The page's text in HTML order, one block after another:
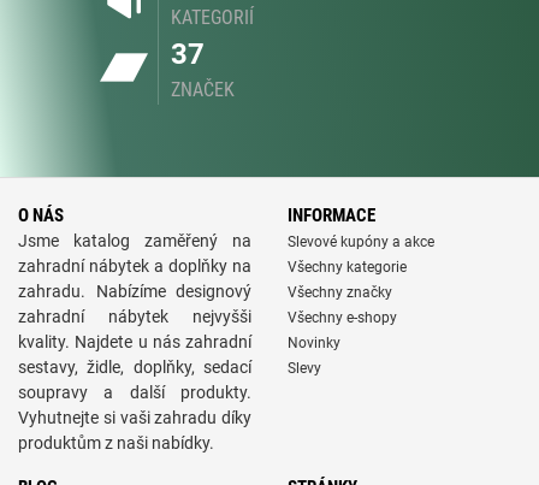
KATEGORIÍ
37
ZNAČEK
O NÁS
Jsme katalog zaměřený na
zahradní nábytek a doplňky na
zahradu. Nabízíme designový
zahradní nábytek nejvyšši
kvality. Najdete u nás zahradní
sestavy, židle, doplňky, sedací
soupravy a další produkty.
Vyhutnejte si vaši zahradu díky
produktům z naši nabídky.
INFORMACE
Slevové kupóny a akce
Všechny kategorie
Všechny značky
Všechny e-shopy
Novinky
Slevy